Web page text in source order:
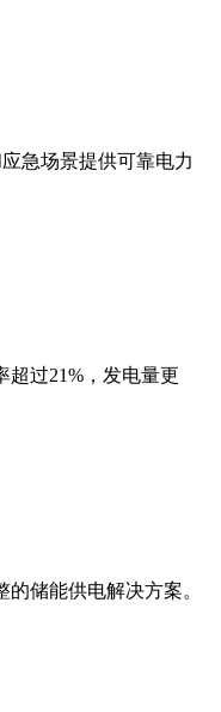
急场景提供可靠电力
超过21%，发电量更
储能供电解决方案。